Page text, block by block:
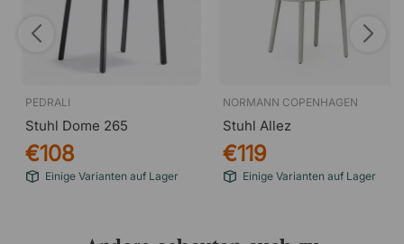
PEDRALI
Stuhl Dome 265
€108
Einige Varianten auf Lager
NORMANN COPENHAGEN
Stuhl Allez
€119
Einige Varianten auf Lager